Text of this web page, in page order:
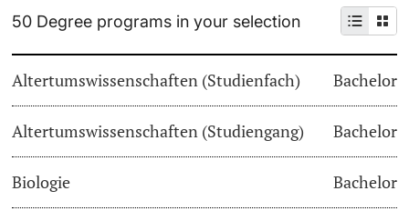
PhD Candidates
Informations, Events & Get a Taste
Student Advice Center
Academic Advice
Continuing Education
University
50 Degree programs in your selection
Altertumswissenschaften (Studienfach) Bachelor
Altertumswissenschaften (Studiengang) Bachelor
Biologie Bachelor